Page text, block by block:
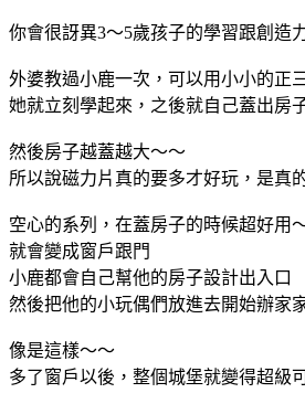
你會很訝異3～5歲孩子的學習跟創造
外婆教過小鹿一次，可以用小小的正
她就立刻學起來，之後就自己蓋出房
然後房子越蓋越大～～
所以說磁力片真的要多才好玩，是真
空心的系列，在蓋房子的時候超好用
就會變成窗戶跟門
小鹿都會自己幫他的房子設計出入口
然後把他的小玩偶們放進去開始辦家
像是這樣～～
多了窗戶以後，整個城堡就變得超級